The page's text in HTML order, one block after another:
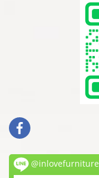
@inlovefurniture